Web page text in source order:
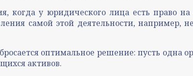
когда у юридического лица есть право
самой этой деятельности,
оптимальное решение: пусть одна
активов.